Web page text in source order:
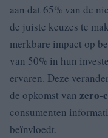
aan dat 65% van de
de juiste keuzes te
merkbare impact op
van 50% in hun
ervaren. Deze
de opkomst van zero-
consumenten
beïnvloedt.